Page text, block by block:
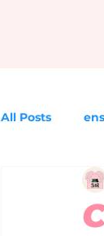
All Posts